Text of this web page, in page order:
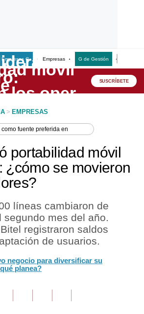
Empresas G Empresas G de Gestión
SUSCRÍBETE
> EMPRESAS
como fuente preferida en
portabilidad móvil
¿cómo se movieron
líneas cambiaron de
segundo mes del año.
registraron saldos
de usuarios.
negocio para diversificar su
planea?